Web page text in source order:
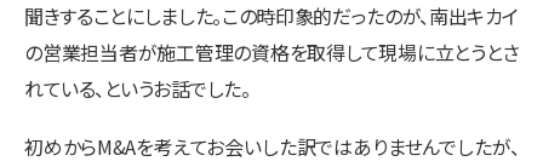
聞きすることにしました。この時印象的だったのが、南出キカイ
の営業担当者が施工管理の資格を取得して現場に立とうとさ
れている、というお話でした。
初めからM&Aを考えてお会いした訳ではありませんでしたが、